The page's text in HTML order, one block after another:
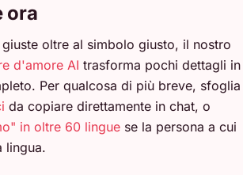
ora
oltre al simbolo giusto, il nostro
d'amore AI trasforma pochi dettagli in
Per qualcosa di più breve, sfoglia
da copiare direttamente in chat, o
in oltre 60 lingue se la persona a cui
lingua.